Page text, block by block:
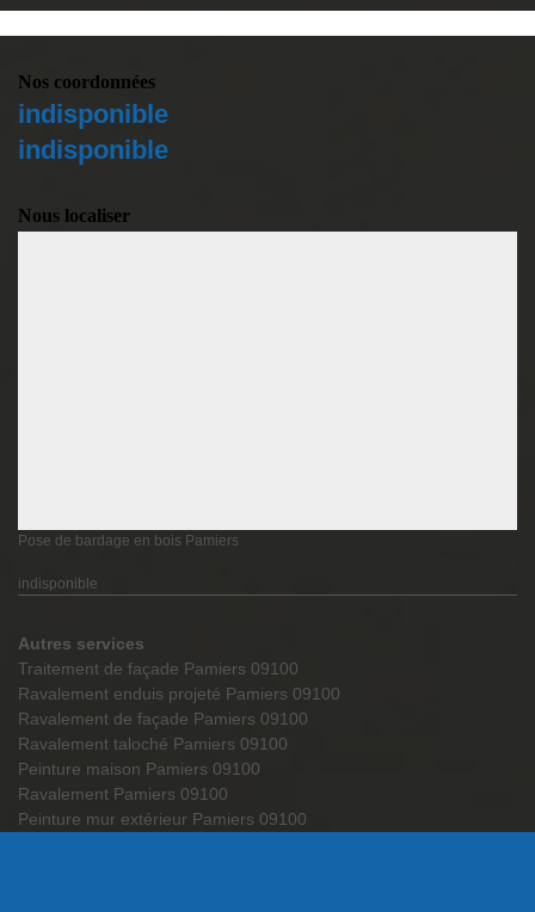
Nos coordonnées
indisponible
indisponible
Nous localiser
Pose de bardage en bois Pamiers
indisponible
Autres services
Traitement de façade Pamiers 09100
Ravalement enduis projeté Pamiers 09100
Ravalement de façade Pamiers 09100
Ravalement taloché Pamiers 09100
Peinture maison Pamiers 09100
Ravalement Pamiers 09100
Peinture mur extérieur Pamiers 09100